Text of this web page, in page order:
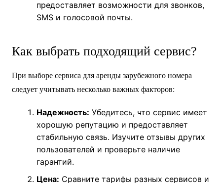
предоставляет возможности для звонков,
SMS и голосовой почты.
Как выбрать подходящий сервис?
При выборе сервиса для аренды зарубежного номера
следует учитывать несколько важных факторов:
Надежность: Убедитесь, что сервис имеет
хорошую репутацию и предоставляет
стабильную связь. Изучите отзывы других
пользователей и проверьте наличие
гарантий.
Цена: Сравните тарифы разных сервисов и